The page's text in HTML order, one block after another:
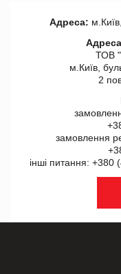
Адреса:
ТОВ
м.Київ,
2
замовлення
інші питання: